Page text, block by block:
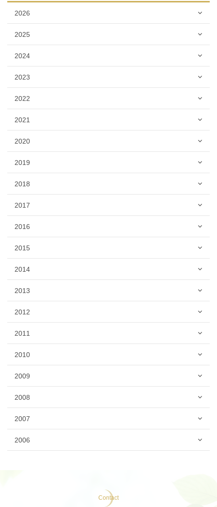
2026
2025
2024
2023
2022
2021
2020
2019
2018
2017
2016
2015
2014
2013
2012
2011
2010
2009
2008
2007
2006
Contact